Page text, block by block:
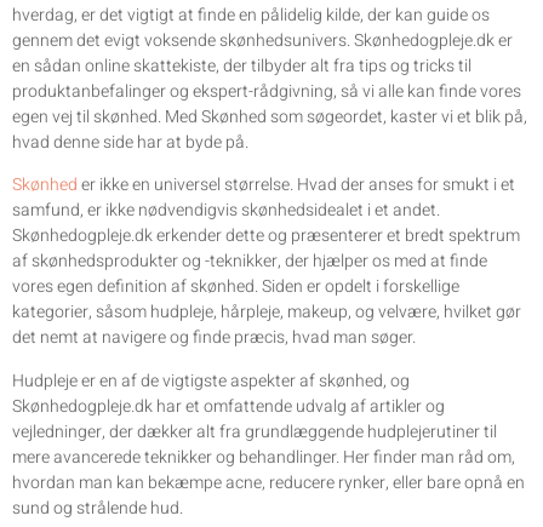
hverdag, er det vigtigt at finde en pålidelig kilde, der kan guide os
gennem det evigt voksende skønhedsunivers. Skønhedogpleje.dk er
en sådan online skattekiste, der tilbyder alt fra tips og tricks til
produktanbefalinger og ekspert-rådgivning, så vi alle kan finde vores
egen vej til skønhed. Med Skønhed som søgeordet, kaster vi et blik på,
hvad denne side har at byde på.
Skønheder ikke en universel størrelse. Hvad der anses for smukt i et
samfund, er ikke nødvendigvis skønhedsidealet i et andet.
Skønhedogpleje.dk erkender dette og præsenterer et bredt spektrum
af skønhedsprodukter og -teknikker, der hjælper os med at finde
vores egen definition af skønhed. Siden er opdelt i forskellige
kategorier, såsom hudpleje, hårpleje, makeup, og velvære, hvilket gør
det nemt at navigere og finde præcis, hvad man søger.
Hudpleje er en af de vigtigste aspekter af skønhed, og
Skønhedogpleje.dk har et omfattende udvalg af artikler og
vejledninger, der dækker alt fra grundlæggende hudplejerutiner til
mere avancerede teknikker og behandlinger. Her finder man råd om,
hvordan man kan bekæmpe acne, reducere rynker, eller bare opnå en
sund og strålende hud.